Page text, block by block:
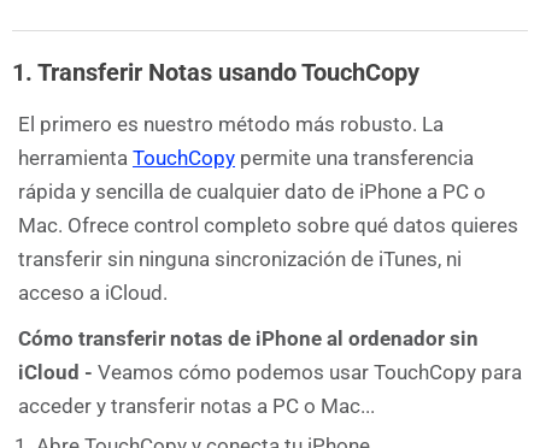
1. Transferir Notas usando TouchCopy
El primero es nuestro método más robusto. La
herramienta TouchCopy permite una transferencia
rápida y sencilla de cualquier dato de iPhone a PC o
Mac. Ofrece control completo sobre qué datos quieres
transferir sin ninguna sincronización de iTunes, ni
acceso a iCloud.
Cómo transferir notas de iPhone al ordenador sin
iCloud - Veamos cómo podemos usar TouchCopy para
acceder y transferir notas a PC o Mac...